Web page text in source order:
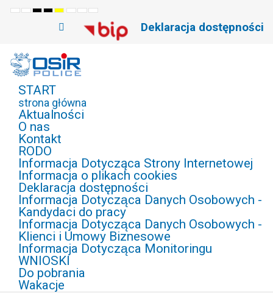
Default
Night
High
Contrast
mode
High
Contrast
mode
High
Contrast
Yellow
mode
Set
Smaller
Font
Set
Default
Font
Set
Larger
Font
Deklaracja dostępności
START
strona główna
Aktualności
O nas
Kontakt
RODO
Informacja Dotycząca Strony Internetowej
Informacja o plikach cookies
Deklaracja dostępności
Informacja Dotycząca Danych Osobowych -
Kandydaci do pracy
Informacja Dotycząca Danych Osobowych -
Klienci i Umowy Biznesowe
Informacja Dotycząca Monitoringu
WNIOSKI
Do pobrania
Wakacje